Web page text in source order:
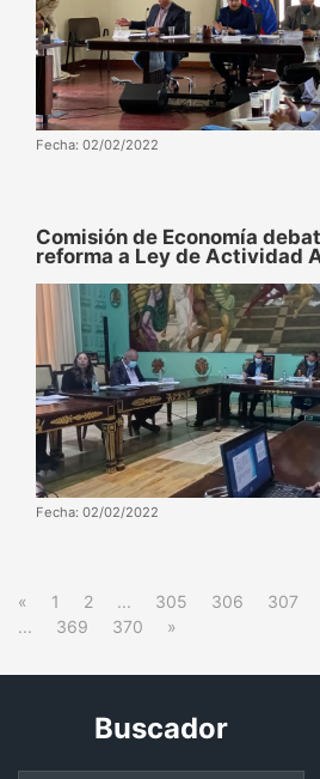
Fecha: 02/02/2022
Comisión de Economía
reforma a Ley de Actividad
Fecha: 02/02/2022
« 1 2 ... 305 306 307
...
369 370 »
Buscador